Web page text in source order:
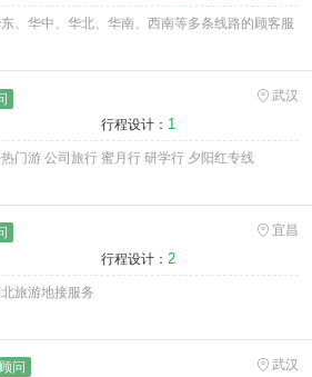
、华中、华北、华南、西南等多条线路的顾客服
武汉
行程设计： 1
门游 公司旅行 蜜月行 研学行 夕阳红专线
宜昌
行程设计： 2
旅游地接服务
问
武汉